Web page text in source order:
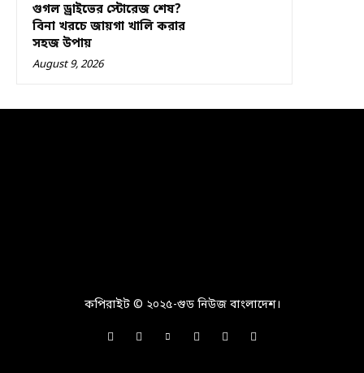
গুগল ড্রাইভের স্টোরেজ শেষ?
বিনা খরচে জায়গা খালি করার
সহজ উপায়
August 9, 2026
কপিরাইট © ২০২৫-গুড নিউজ বাংলাদেশ।